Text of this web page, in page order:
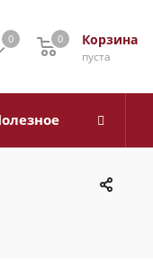
0 Корзина
0
пуста
0